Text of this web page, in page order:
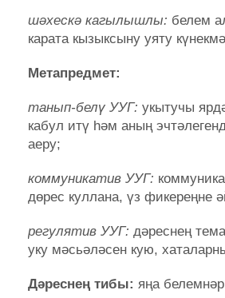
шәхескә кагылышлы: белем
карата кызыксыну уяту
Метапредмет:
танып-белү УУГ: укытучы
кабул итү һәм аның
аеру;
коммуникатив УУГ:
дөрес куллана, үз фикереңне
регулятив УУГ: дәреснең
уку мәсьәләсен кую,
Дәреснең тибы: яңа